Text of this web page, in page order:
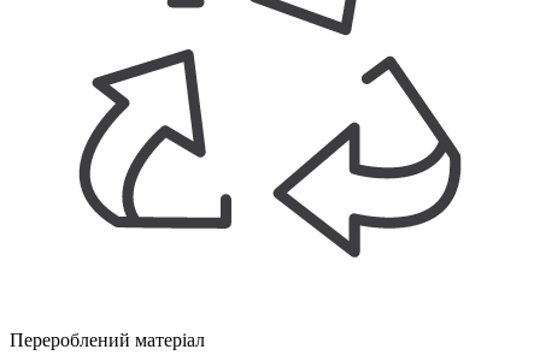
Перероблений матеріал